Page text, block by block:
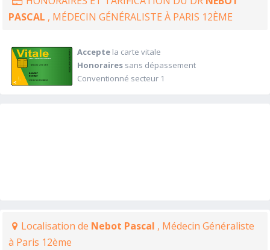
PASCAL , MÉDECIN GÉNÉRALISTE À PARIS 12ÈME
Acceptela carte vitale
Honorairessans dépassement
Conventionné secteur 1
Localisation de Nebot Pascal , Médecin Généraliste
à Paris 12ème